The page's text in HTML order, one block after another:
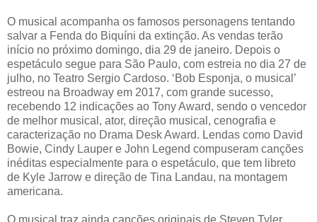
O musical acompanha os famosos personagens tentando
salvar a Fenda do Biquíni da extinção. As vendas terão
início no próximo domingo, dia 29 de janeiro. Depois o
espetáculo segue para São Paulo, com estreia no dia 27 de
julho, no Teatro Sergio Cardoso. ‘Bob Esponja, o musical’
estreou na Broadway em 2017, com grande sucesso,
recebendo 12 indicações ao Tony Award, sendo o vencedor
de melhor musical, ator, direção musical, cenografia e
caracterização no Drama Desk Award. Lendas como David
Bowie, Cindy Lauper e John Legend compuseram canções
inéditas especialmente para o espetáculo, que tem libreto
de Kyle Jarrow e direção de Tina Landau, na montagem
americana.
O musical traz ainda canções originais de Steven Tyler,